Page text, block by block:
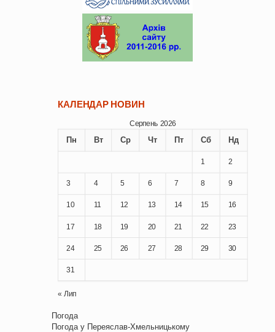
КАЛЕНДАР НОВИН
Серпень 2026
Пн Вт Ср Чт Пт Сб Нд
1 2
3 4 5 6 7 8 9
10 11 12 13 14 15 16
17 18 19 20 21 22 23
24 25 26 27 28 29 30
31
« Лип
Погода
Погода у Переяслав-Хмельницькому